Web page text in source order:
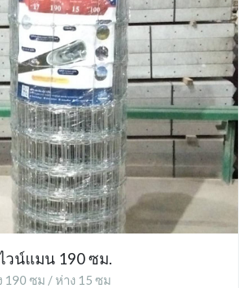
น์แมน 190 ซม.
190 ซม / ห่าง 15 ซม